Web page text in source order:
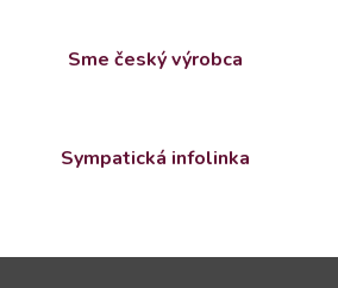
Sme český výrobca
Sympatická infolinka